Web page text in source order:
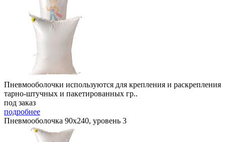
Пневмооболочки используются для крепления и раскрепления
тарно-штучных и пакетированных гр..
под заказ
подробнее
Пневмооболочка 90х240, уровень 3